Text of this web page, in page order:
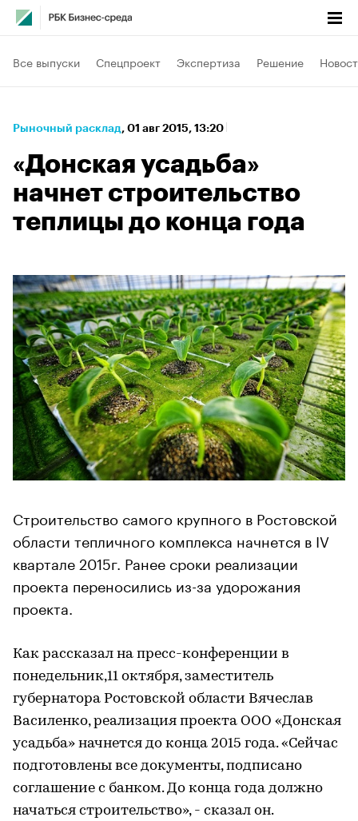
Все выпуски Спецпроект Экспертиза Решение
Рыночный расклад⁠, 01 авг 2015, 13:20
«Донская усадьба»
начнет строительство
теплицы до конца года
Строительство самого крупного в Ростовской
области тепличного комплекса начнется в IV
квартале 2015г. Ранее сроки реализации
проекта переносились из-за удорожания
проекта.
Как рассказал на пресс-конференции в
понедельник,11 октября, заместитель
губернатора Ростовской области Вячеслав
Василенко, реализация проекта ООО «Донская
усадьба» начнется до конца 2015 года. «Сейчас
подготовлены все документы, подписано
соглашение с банком. До конца года должно
начаться строительство», - сказал он.